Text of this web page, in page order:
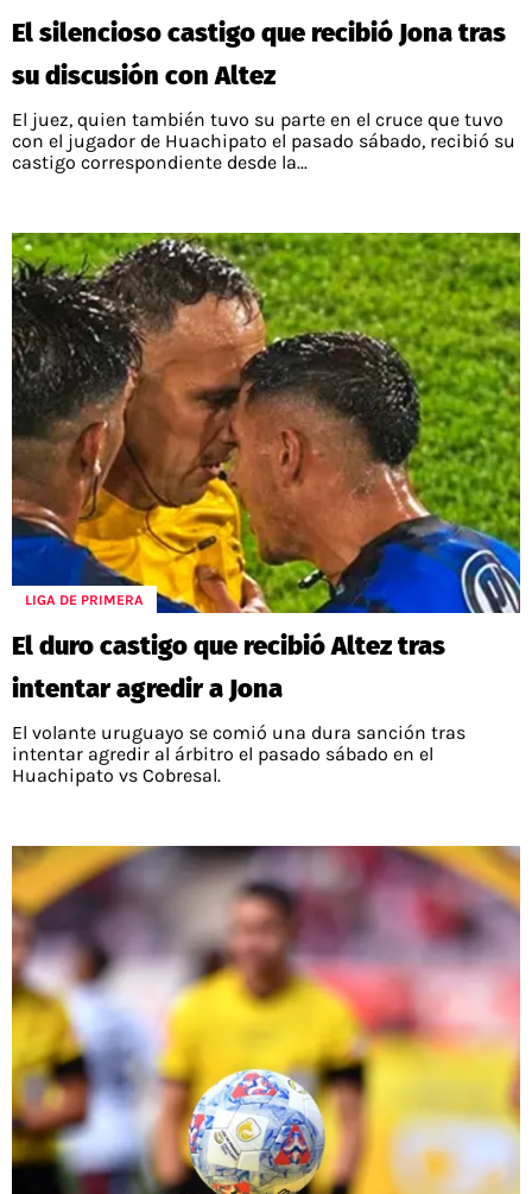
El silencioso castigo que recibió Jona tras
su discusión con Altez
El juez, quien también tuvo su parte en el cruce que tuvo
con el jugador de Huachipato el pasado sábado, recibió su
castigo correspondiente desde la...
LIGA DE PRIMERA
El duro castigo que recibió Altez tras
intentar agredir a Jona
El volante uruguayo se comió una dura sanción tras
intentar agredir al árbitro el pasado sábado en el
Huachipato vs Cobresal.